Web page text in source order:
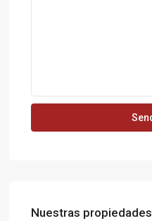
Nuestras propiedades